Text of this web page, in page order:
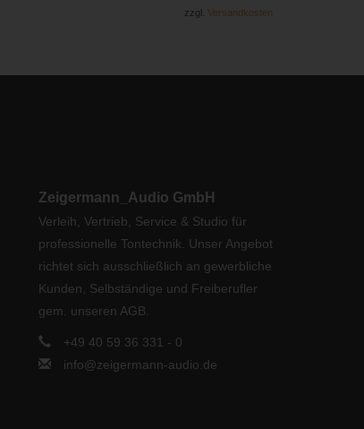
zzgl. Versandkosten
Zeigermann_Audio GmbH
Verleih, Vertrieb, Service & Studio für
professionelle Tontechnik. Unser Angebot
richtet sich ausschließlich an gewerbliche
Kunden, Selbständige und Freiberufler
gem. unseren AGB.
+49 40 59 36 331 - 0
info@zeigermann-audio.de